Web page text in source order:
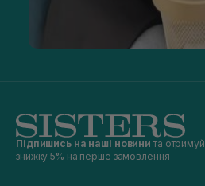
Підпишись на наші новини та отримуй
знижку 5% на перше замовлення